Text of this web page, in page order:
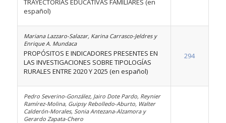
TRAYECTORIAS EDUCATIVAS FAMILIARES (en
español)
Mariana Lazzaro-Salazar, Karina Carrasco-Jeldres y
Enrique A. Mundaca
PROPÓSITOS E INDICADORES PRESENTES EN
LAS INVESTIGACIONES SOBRE TIPOLOGÍAS
RURALES ENTRE 2020 Y 2025 (en español)
294
Pedro Severino-González, Jairo Dote Pardo, Reynier
Ramírez-Molina, Guipsy Rebolledo-Aburto, Walter
Calderón-Morales, Sonia Antezana-Alzamora y
Gerardo Zapata-Chero